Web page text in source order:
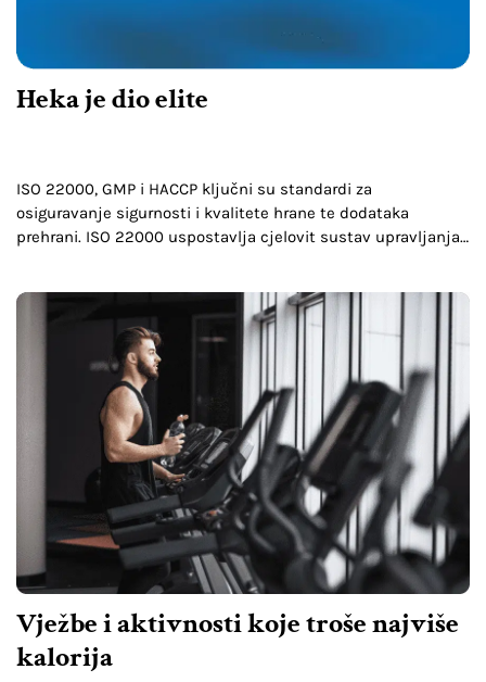
Heka je dio elite
ISO 22000, GMP i HACCP ključni su standardi za
osiguravanje sigurnosti i kvalitete hrane te dodataka
prehrani. ISO 22000 uspostavlja cjelovit sustav upravljanja
Vježbe i aktivnosti koje troše najviše
kalorija